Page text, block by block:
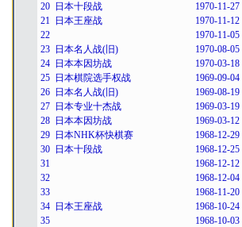
20 日本十段战 1970-11-27
21 日本王座战 1970-11-12
22
1970-11-05
23 日本名人战(旧) 1970-08-05
24 日本本因坊战 1970-03-18
25 日本棋院选手权战 1969-09-04
26 日本名人战(旧) 1969-08-19
27 日本专业十杰战 1969-03-19
28 日本本因坊战 1969-03-12
29 日本NHK杯快棋赛 1968-12-29
30 日本十段战 1968-12-25
31
1968-12-12
32
1968-12-04
33
1968-11-20
34 日本王座战 1968-10-24
35
1968-10-03